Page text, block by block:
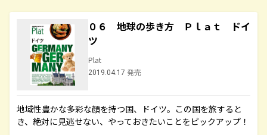
０６ 地球の歩き方 Ｐｌａｔ ドイ
ツ
Plat
2019.04.17 発売
地域性豊かな多彩な顔を持つ国、ドイツ。この国を旅すると
き、絶対に見逃せない、やっておきたいことをピックアップ！